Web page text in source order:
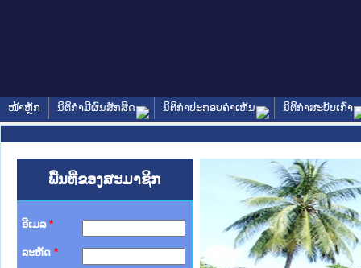
ໜ້າຫຼັກ ນິຕິກໍາມີຜົນສັກສິດ ນິຕິກໍາປະກອບຄໍາເຫັນ ນິຕິກໍາສະບັບເກົ່າ
ພື້ນທີ່ຂອງສະມາຊິກ
ອີເມລ *
ລະຫັດ *